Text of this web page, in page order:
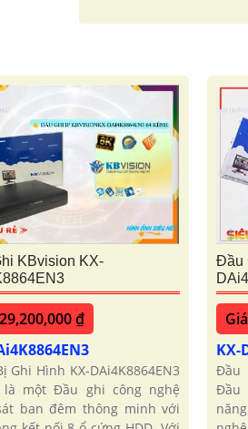
KBvision KX-
₫
Ghi Hình KX-DAi4K8864EN3
là một Đầu ghi công nghệ
ban đêm thông minh với
Đầu
KX-
Đầu
Đầu